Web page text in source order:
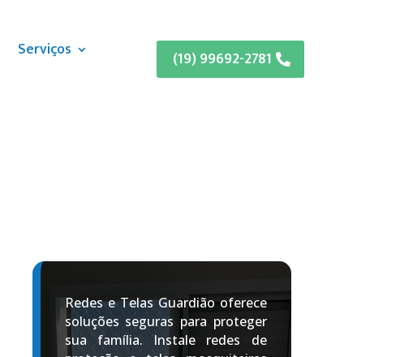
Serviços (19) 99692-2781
Redes e Telas Guardião oferece
soluções seguras para proteger
sua família. Instale redes de